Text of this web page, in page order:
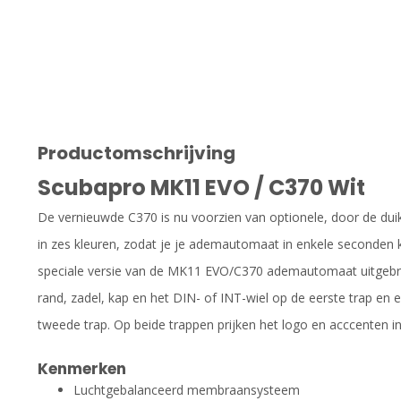
Productomschrijving
Scubapro MK11 EVO / C370 Wit
De vernieuwde C370 is nu voorzien van optionele, door de
in zes kleuren, zodat je je ademautomaat in enkele seconden
speciale versie van de MK11 EVO/C370 ademautomaat
rand, zadel, kap en het DIN- of INT-wiel op de eerste trap en
tweede trap. Op beide trappen prijken het logo en acccenten
Kenmerken
Luchtgebalanceerd membraansysteem